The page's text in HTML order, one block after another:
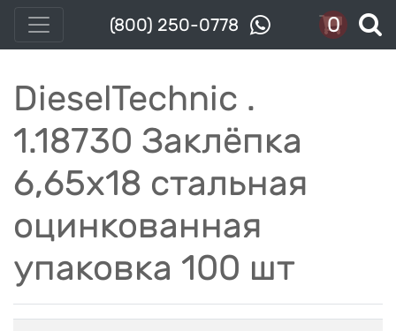
(800) 250-0778 0
DieselTechnic .
1.18730 Заклёпка
6,65x18 стальная
оцинкованная
упаковка 100 шт